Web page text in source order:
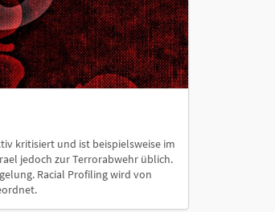
kritisiert und ist beispielsweise im
jedoch zur Terrorabwehr üblich.
Racial Profiling wird von